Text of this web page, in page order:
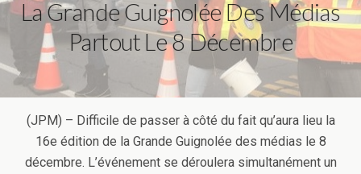
La Grande Guignolée Des Médias
Partout Le 8 Décembre
(JPM) – Difficile de passer à côté du fait qu’aura lieu la
16e édition de la Grande Guignolée des médias le 8
décembre. L’événement se déroulera simultanément un